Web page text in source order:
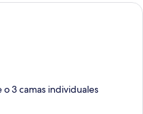
habitación de hotel con una
o 3 camas individuales